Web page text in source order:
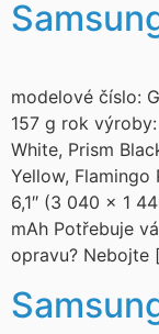
modelové číslo:
157 g rok
White, Prism
Yellow, Flamingo
6,1″ (3 040 × 1
mAh Potřebuje
opravu? Nebojte